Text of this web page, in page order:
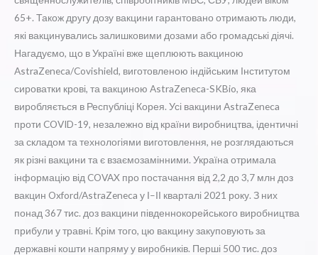
65+. Також другу дозу вакцини гарантовано отримають люди,
які вакцинувались залишковими дозами або громадські діячі.
Нагадуємо, що в Україні вже щеплюють вакциною
AstraZeneca/Covishield, виготовленою індійським Інститутом
сироватки крові, та вакциною AstraZeneca-SKBio, яка
виробляється в Республіці Корея. Усі вакцини AstraZeneca
проти COVID-19, незалежно від країни виробництва, ідентичні
за складом та технологіями виготовлення, не розглядаються
як різні вакцини та є взаємозамінними. Україна отримала
інформацію від COVAX про постачання від 2,2 до 3,7 млн доз
вакцин Oxford/AstraZeneca у І–ІІ кварталі 2021 року. З них
понад 367 тис. доз вакцини південнокорейського виробництва
прибули у травні. Крім того, цю вакцину закуповують за
державні кошти напряму у виробників. Перші 500 тис. доз